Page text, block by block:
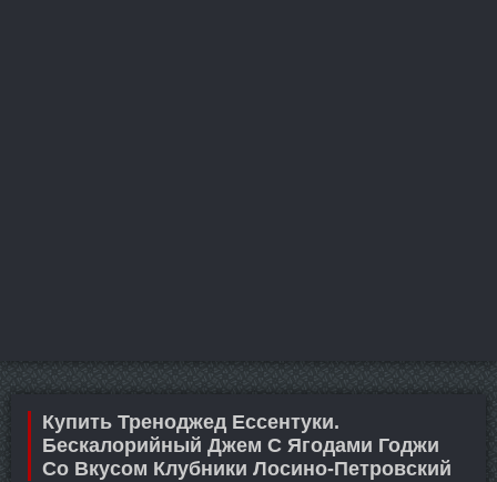
Купить Треноджед Ессентуки.
Бескалорийный Джем С Ягодами Годжи
Со Вкусом Клубники Лосино-Петровский